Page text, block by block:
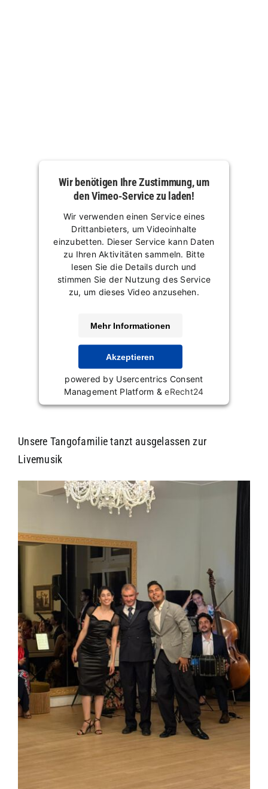
Wir benötigen Ihre Zustimmung, um
den Vimeo-Service zu laden!
Wir verwenden einen Service eines
Drittanbieters, um Videoinhalte
einzubetten. Dieser Service kann Daten
zu Ihren Aktivitäten sammeln. Bitte
lesen Sie die Details durch und
stimmen Sie der Nutzung des Service
zu, um dieses Video anzusehen.
Mehr Informationen
Akzeptieren
powered by Usercentrics Consent
Management Platform &eRecht24
Unsere Tangofamilie tanzt ausgelassen zur
Livemusik